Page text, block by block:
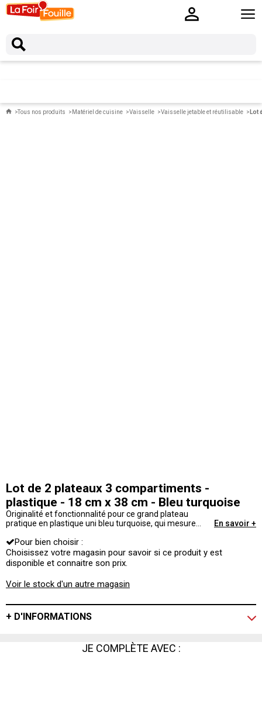
Tous nos produits Matériel de cuisine Vaisselle Vaisselle jetable et réutilisable
Lot de 2 plateaux 3 compartiments -
plastique - 18 cm x 38 cm - Bleu turquoise
Originalité et fonctionnalité pour ce grand plateau
pratique en plastique uni bleu turquoise, qui mesure
très utiles pour éviter aux différents aliments de se
mélanger.
En savoir +
Pour bien choisir :
Choisissez votre magasin pour savoir si ce produit y est
disponible et connaitre son prix.
Voir le stock d'un autre magasin
+ D'INFORMATIONS
JE COMPLÈTE AVEC :